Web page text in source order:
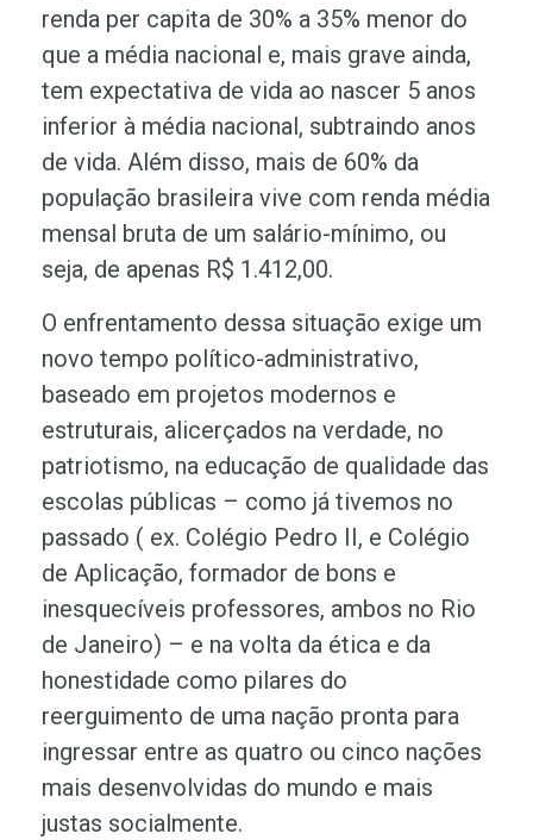
renda per capita de 30% a 35% menor do
que a média nacional e, mais grave ainda,
tem expectativa de vida ao nascer 5 anos
inferior à média nacional, subtraindo anos
de vida. Além disso, mais de 60% da
população brasileira vive com renda média
mensal bruta de um salário-mínimo, ou
seja, de apenas R$ 1.412,00.
O enfrentamento dessa situação exige um
novo tempo político-administrativo,
baseado em projetos modernos e
estruturais, alicerçados na verdade, no
patriotismo, na educação de qualidade das
escolas públicas – como já tivemos no
passado ( ex. Colégio Pedro II, e Colégio
de Aplicação, formador de bons e
inesquecíveis professores, ambos no Rio
de Janeiro) – e na volta da ética e da
honestidade como pilares do
reerguimento de uma nação pronta para
ingressar entre as quatro ou cinco nações
mais desenvolvidas do mundo e mais
justas socialmente.